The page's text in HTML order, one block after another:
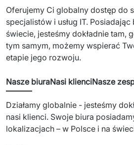
↳ Migracja do chmury Azure
↳ Migracje Chmurowe
↳ Audyt aplikacji legacy
Outsourcing IT
Staff Augumentation
Oferujemy Ci globalny dostęp do
specjalistów i usług IT. Posiadając
świecie, jesteśmy dokładnie tam,
tym samym, możemy wspierać
etapie jego rozwoju.
Nasze biuraNasi klienciNasze
Działamy globalnie - jesteśmy
nasi klienci. Swoje biura
lokalizacjach – w Polsce i na